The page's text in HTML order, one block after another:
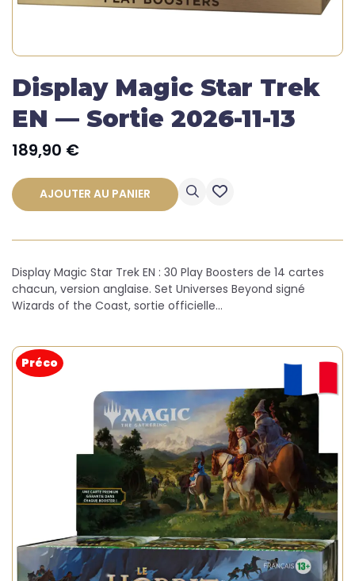
Display Magic Star Trek
EN — Sortie 2026-11-13
189,90 €
AJOUTER AU PANIER
Display Magic Star Trek EN : 30 Play Boosters de 14 cartes
chacun, version anglaise. Set Universes Beyond signé
Wizards of the Coast, sortie officielle…
Préco